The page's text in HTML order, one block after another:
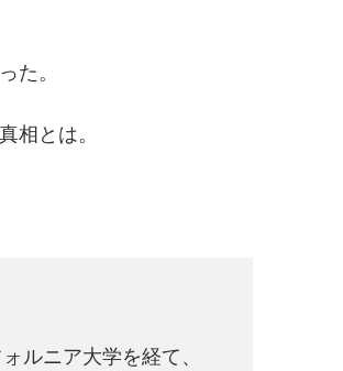
た。
相とは。
ルニア大学を経て、